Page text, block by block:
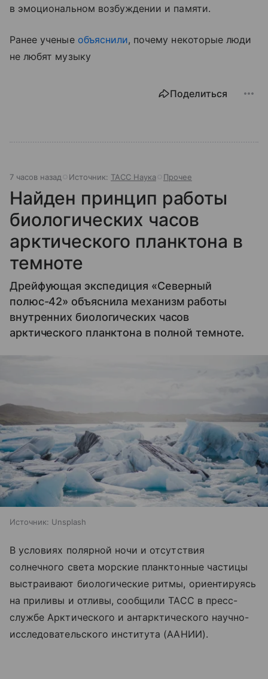
в эмоциональном возбуждении и памяти.
Ранее ученые объяснили, почему некоторые люди
не любят музыку
Поделиться
7 часов назад Источник: ТАСС Наука Прочее
Найден принцип работы
биологических часов
арктического планктона в
темноте
Дрейфующая экспедиция «Северный
полюс-42» объяснила механизм работы
внутренних биологических часов
арктического планктона в полной темноте.
Источник: Unsplash
В условиях полярной ночи и отсутствия
солнечного света морские планктонные частицы
выстраивают биологические ритмы, ориентируясь
на приливы и отливы, сообщили ТАСС в пресс-
службе Арктического и антарктического научно-
исследовательского института (ААНИИ).